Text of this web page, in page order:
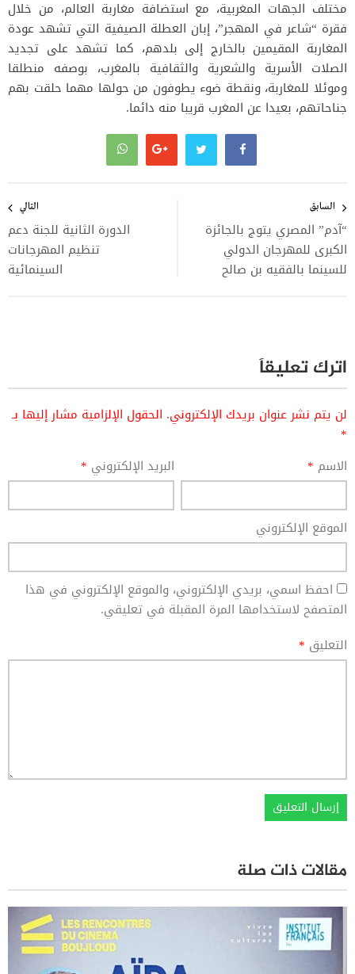
مختلف الجهات المغربية، مع استضافة مغاربة العالم، من خلال
فقرة “شاعر في المهجر”، إبان العطلة الصيفية التي تشهد عودة
المغاربة المقيمين بالخارج إلى بلدهم، كما تشهد على تجديد
الصلات الأسرية والشعرية والثقافية بالمغرب، بوصفه منطلقا
وموئلا للمغاربة، ونقطة ضوء يطوفون من حولها مهما حلقت بهم
جناحاتهم، بعيدا عن المغرب قريبا منه دائما.
المقالات
السابق
“آدم” المصري يتوج بالجائزة
الكبرى للمهرجان الدولي
للسينما بالفقيه بن صالح
التالي
الدورة الثانية للجنة دعم
تنظيم المهرجانات
السينمائية
اترك تعليقاً
لن يتم نشر عنوان بريدك الإلكتروني. الحقول الإلزامية مشار إليها بـ
*
الاسم * البريد الإلكتروني *
الموقع الإلكتروني
احفظ اسمي، بريدي الإلكتروني، والموقع الإلكتروني في هذا
المتصفح لاستخدامها المرة المقبلة في تعليقي.
التعليق *
مقالات ذات صلة